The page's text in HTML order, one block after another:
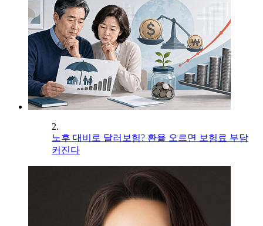
2.
노후 대비로 달러보험? 환율 오르면 보험료 부담
커진다